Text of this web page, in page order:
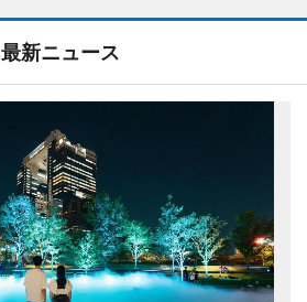
最新ニュース